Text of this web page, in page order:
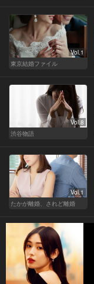
Vol.1
東京結婚ファイル
Vol.8
渋谷物語
Vol.1
たかが離婚、されど離婚